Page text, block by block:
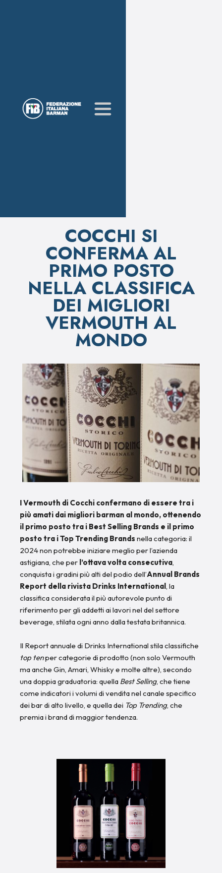
COCCHI SI
CONFERMA AL
PRIMO POSTO
NELLA CLASSIFICA
DEI MIGLIORI
VERMOUTH AL
MONDO
I Vermouth di Cocchi confermano di essere tra i
più amati dai migliori barman al mondo, ottenendo
il primo posto tra i Best Selling Brands e il primo
posto tra i Top Trending Brands nella categoria: il
2024 non potrebbe iniziare meglio per l’azienda
astigiana, che per l’ottava volta consecutiva,
conquista i gradini più alti del podio dell’Annual Brands
Report della rivista Drinks International, la
classifica considerata il più autorevole punto di
riferimento per gli addetti ai lavori nel del settore
beverage, stilata ogni anno dalla testata britannica.
Il Report annuale di Drinks International stila classifiche
top tenper categorie di prodotto (non solo Vermouth
ma anche Gin, Amari, Whisky e molte altre), secondo
una doppia graduatoria: quella Best Selling, che tiene
come indicatori i volumi di vendita nel canale specifico
dei bar di alto livello, e quella dei Top Trending, che
premia i brand di maggior tendenza.